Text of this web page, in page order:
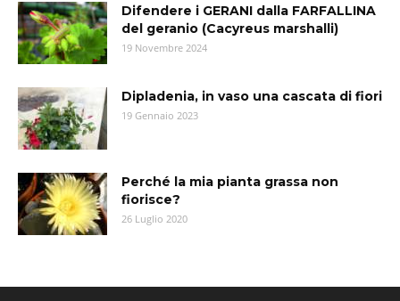
Difendere i GERANI dalla FARFALLINA
del geranio (Cacyreus marshalli)
19 Novembre 2024
Dipladenia, in vaso una cascata di fiori
19 Gennaio 2023
Perché la mia pianta grassa non
fiorisce?
26 Luglio 2020